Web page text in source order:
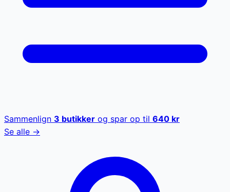
Sammenlign 3 butikker og spar op til 640 kr
Se alle →